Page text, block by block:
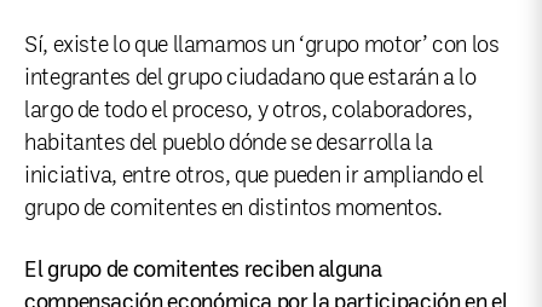
Sí, existe lo que llamamos un ‘grupo motor’ con los
integrantes del grupo ciudadano que estarán a lo
largo de todo el proceso, y otros, colaboradores,
habitantes del pueblo dónde se desarrolla la
iniciativa, entre otros, que pueden ir ampliando el
grupo de comitentes en distintos momentos.
El grupo de comitentes reciben alguna
compensación económica por la participación en el